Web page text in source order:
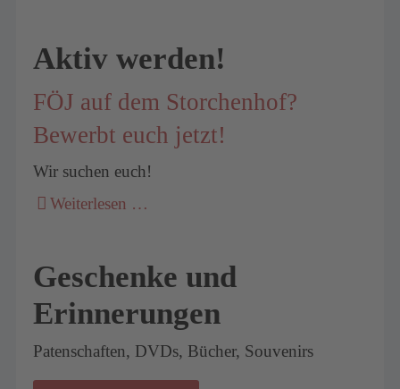
Aktiv werden!
FÖJ auf dem Storchenhof?
Bewerbt euch jetzt!
Wir suchen euch!
Weiterlesen …
Geschenke und
Erinnerungen
Patenschaften, DVDs, Bücher, Souvenirs